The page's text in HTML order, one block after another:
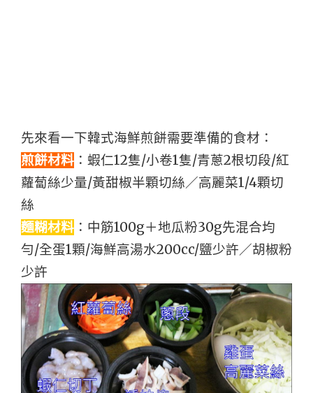
先來看一下韓式海鮮煎餅需要準備的食材：
煎餅材料 ：蝦仁12隻/小卷1隻/青蔥2根切段/紅
蘿蔔絲少量/黃甜椒半顆切絲／高麗菜1/4顆切
絲
麵糊材料 ：中筋100g＋地瓜粉30g先混合均
勻/全蛋1顆/海鮮高湯水200cc/鹽少許／胡椒粉
少許